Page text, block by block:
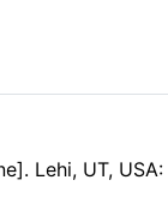
Lehi, UT,